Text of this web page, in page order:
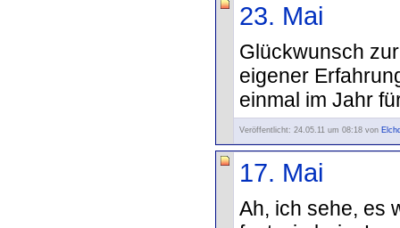
23. Mai
Glückwunsch
eigener
einmal im Jahr
Veröffentlicht: 24.05.11 um 08:18 von
17. Mai
Ah, ich sehe, es